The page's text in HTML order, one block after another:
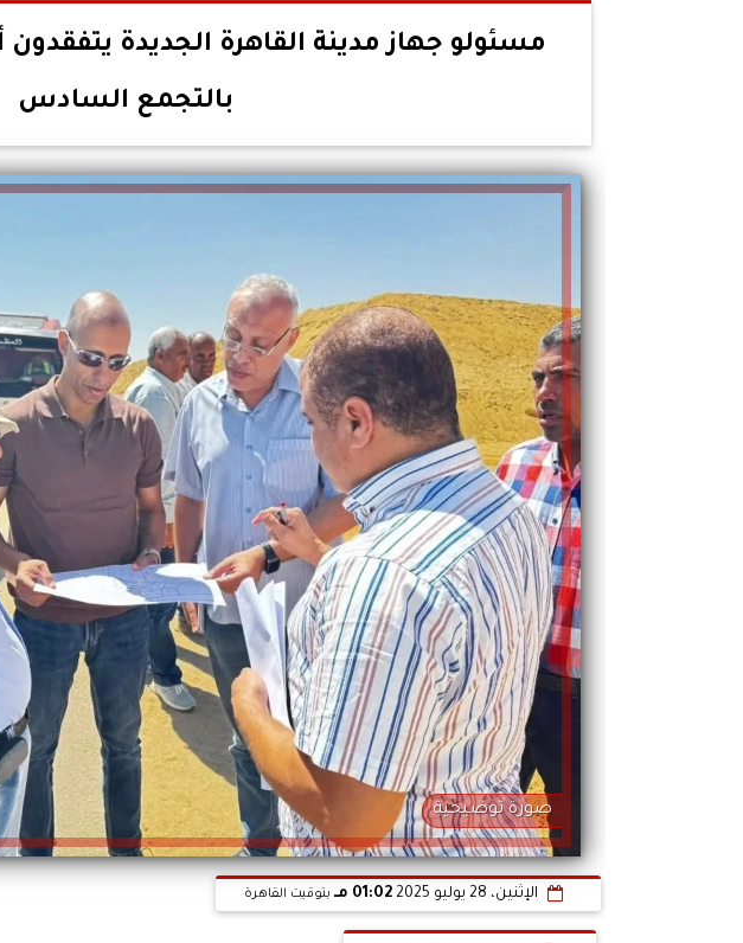
مسئولو جهاز مدينة القاهرة الجديدة يتفقدون
بالتجمع السادس
صورة توضيحية
الإثنين، 28 يوليو 2025 01:02 مـ بتوقيت القاهرة